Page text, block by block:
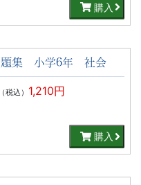
購入
題集 小学6年 社会
税込） 1,210円
購入